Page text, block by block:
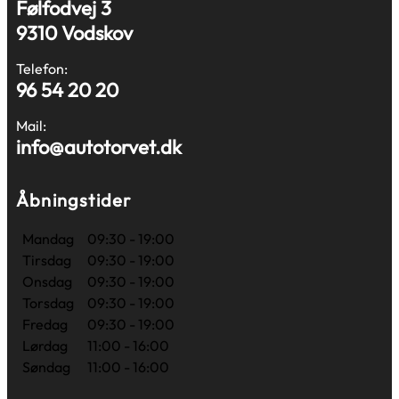
Følfodvej 3
9310 Vodskov
Telefon:
96 54 20 20
Mail:
info@autotorvet.dk
Åbningstider
Mandag
09:30 - 19:00
Tirsdag
09:30 - 19:00
Onsdag
09:30 - 19:00
Torsdag
09:30 - 19:00
Fredag
09:30 - 19:00
Lørdag
11:00 - 16:00
Søndag
11:00 - 16:00